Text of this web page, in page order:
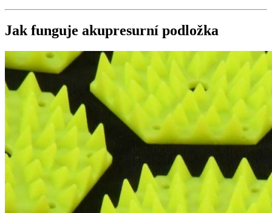
Jak funguje akupresurní podložka